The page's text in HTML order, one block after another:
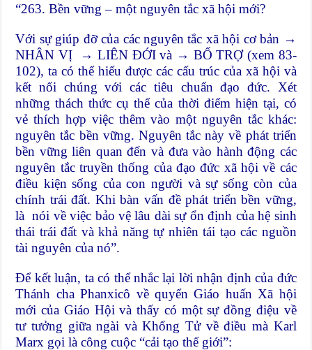
“263. Bền vững – một nguyên tắc xã hội mới?
Với sự giúp đỡ của các nguyên tắc xã hội cơ bản →
NHÂN VỊ → LIÊN ĐỚI và → BỔ TRỢ (xem 83-
102), ta có thể hiểu được các cấu trúc của xã hội và
kết nối chúng với các tiêu chuẩn đạo đức. Xét
những thách thức cụ thể của thời điểm hiện tại, có
vẻ thích hợp việc thêm vào một nguyên tắc khác:
nguyên tắc bền vững. Nguyên tắc này về phát triển
bền vững liên quan đến và đưa vào hành động các
nguyên tắc truyền thống của đạo đức xã hội về các
điều kiện sống của con người và sự sống còn của
chính trái đất. Khi bàn vấn đề phát triển bền vững,
là nói về việc bảo vệ lâu dài sự ổn định của hệ sinh
thái trái đất và khả năng tự nhiên tái tạo các nguồn
tài nguyên của nó”.
Để kết luận, ta có thể nhắc lại lời nhận định của đức
Thánh cha Phanxicô về quyển Giáo huấn Xã hội
mới của Giáo Hội và thấy có một sự đồng điệu về
tư tưởng giữa ngài và Khổng Tử về điều mà Karl
Marx gọi là công cuộc “cải tạo thế giới”: